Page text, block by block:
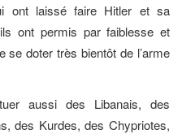
ont laissé faire Hitler et sa
ont permis par faiblesse et
se doter très bientôt de l’arme
aussi des Libanais, des
des Kurdes, des Chypriotes,